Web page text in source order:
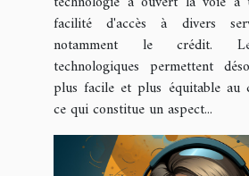
facilité d'accès à divers
notamment le crédit.
technologiques permettent
plus facile et plus équitable au
ce qui constitue un aspect...